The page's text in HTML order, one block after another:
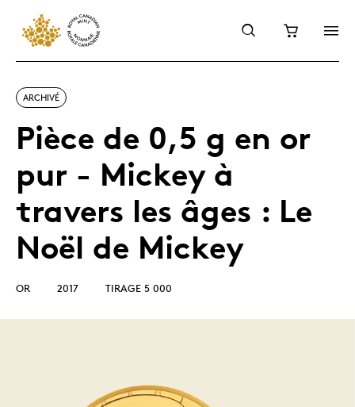
ARCHIVÉ
Pièce de 0,5 g en or
pur - Mickey à
travers les âges : Le
Noël de Mickey
OR 2017 TIRAGE 5 000